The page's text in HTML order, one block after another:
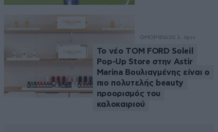
ΟΜΟΡΦΙΑ30 λ. πριν
Το νέο TOM FORD Soleil
Pop-Up Store στην Astir
Marina Βουλιαγμένης είναι ο
πιο πολυτελής beauty
προορισμός του
καλοκαιριού